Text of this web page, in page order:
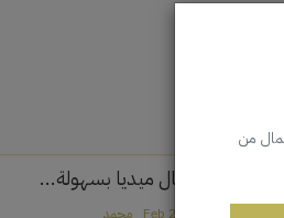
من
الربح من السوشيال ميديا بسهولة...
محمد